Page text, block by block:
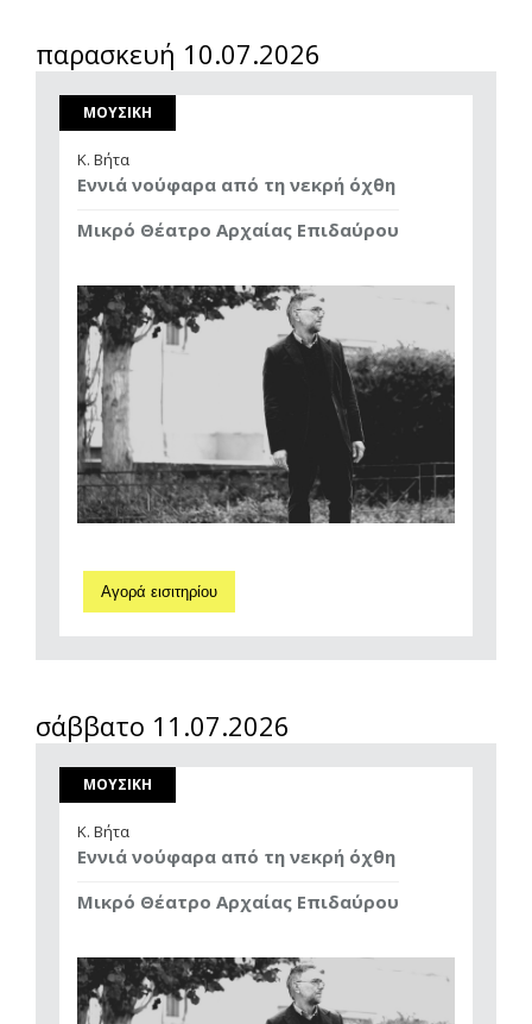
παρασκευή 10.07.2026
ΜΟΥΣΙΚΗ
Κ. Βήτα
Εννιά νούφαρα από τη νεκρή όχθη
Μικρό Θέατρο Αρχαίας Επιδαύρου
Αγορά εισιτηρίου
σάββατο 11.07.2026
ΜΟΥΣΙΚΗ
Κ. Βήτα
Εννιά νούφαρα από τη νεκρή όχθη
Μικρό Θέατρο Αρχαίας Επιδαύρου